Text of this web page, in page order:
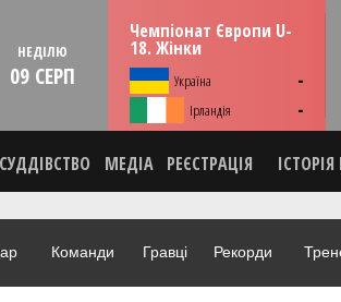
НЕДІЛЮ
09 СЕРП
Чемпіонат Європи U-
18. Жінки
Україна -
Ірландія -
НЕДІЛЮ 09 серпня 15:00
Тулча, Румунія
СУДДІВСТВО МЕДІА РЕЄСТРАЦІЯ
Команди Гравці Рекорди